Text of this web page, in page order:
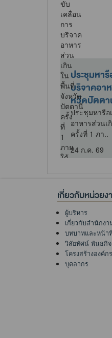
ประชุมหา
บริจาคอา
หวัดปัตต
ประชุมหารือ
อาหารส่วน
ครั้งที่ 1 ภา..
24 ก.ค. 69
เกี่ยวกับหน่วยง
ผู้บริหาร
เกี่ยวกับสำนักงา
บทบาทและหน้า
วิสัยทัศน์ พันธกิ
โครงสร้างองค์กร
บุคลากร